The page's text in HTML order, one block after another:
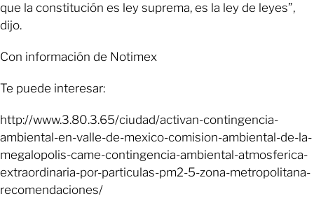
que la constitución es ley suprema, es la ley de leyes”,
dijo.
Con información de Notimex
Te puede interesar:
http://www.3.80.3.65/ciudad/activan-contingencia-
ambiental-en-valle-de-mexico-comision-ambiental-de-la-
megalopolis-came-contingencia-ambiental-atmosferica-
extraordinaria-por-particulas-pm2-5-zona-metropolitana-
recomendaciones/